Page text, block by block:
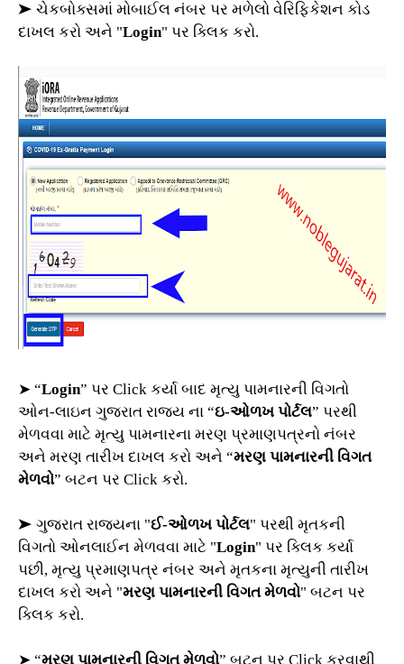
➤ ચેકબોક્સમાં મોબાઈલ નંબર પર મળેલો વેરિફિકેશન કોડ
દાખલ કરો અને "Login" પર ક્લિક કરો.
➤ “Login” પર Click કર્યા બાદ મૃત્યુ પામનારની વિગતો
ઓન-લાઇન ગુજરાત રાજ્ય ના “ઇ-ઓળખ પોર્ટલ” પરથી
મેળવવા માટે મૃત્યુ પામનારના મરણ પ્રમાણપત્રનો નંબર
અને મરણ તારીખ દાખલ કરો અને “મરણ પામનારની વિગત
મેળવો” બટન પર Click કરો.
➤ ગુજરાત રાજ્યના "ઈ-ઓળખ પોર્ટલ" પરથી મૃતકની
વિગતો ઓનલાઈન મેળવવા માટે "Login" પર ક્લિક કર્યા
પછી, મૃત્યુ પ્રમાણપત્ર નંબર અને મૃતકના મૃત્યુની તારીખ
દાખલ કરો અને "મરણ પામનારની વિગત મેળવો" બટન પર
ક્લિક કરો.
➤ “મરણ પામનારની વિગત મેળવો” બટન પર Click કરવાથી